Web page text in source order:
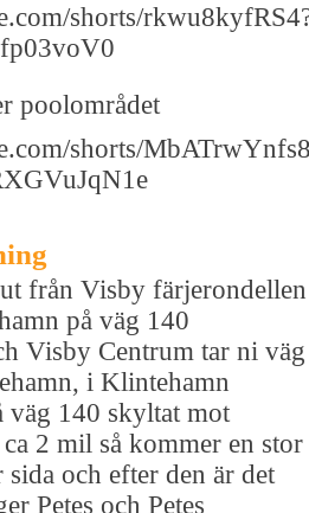
shorts/
poolområdet
shorts/
från Visby färjerondellen
på väg 140
Visby Centrum tar ni väg
i Klintehamn
väg 140 skyltat mot
2 mil så kommer en stor
sida och efter den är det
Petes och Petes